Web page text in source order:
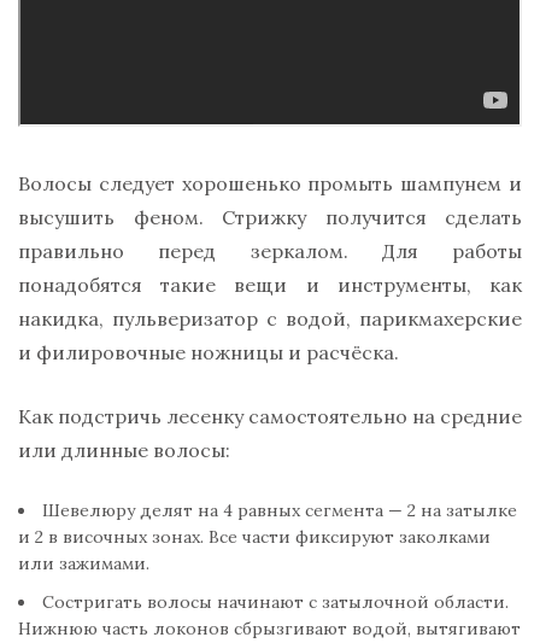
Волосы следует хорошенько промыть шампунем и
высушить феном. Стрижку получится сделать
правильно перед зеркалом. Для работы
понадобятся такие вещи и инструменты, как
накидка, пульверизатор с водой, парикмахерские
и филировочные ножницы и расчёска.
Как подстричь лесенку самостоятельно на средние
или длинные волосы:
Шевелюру делят на 4 равных сегмента — 2 на затылке
и 2 в височных зонах. Все части фиксируют заколками
или зажимами.
Состригать волосы начинают с затылочной области.
Нижнюю часть локонов сбрызгивают водой, вытягивают